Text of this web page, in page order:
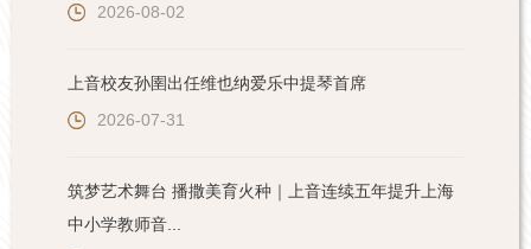
2026-08-02
上音校友孙圉出任维也纳爱乐中提琴首席
2026-07-31
筑梦艺术舞台 播撒美育火种｜上音连续五年提升上海
中小学教师音...